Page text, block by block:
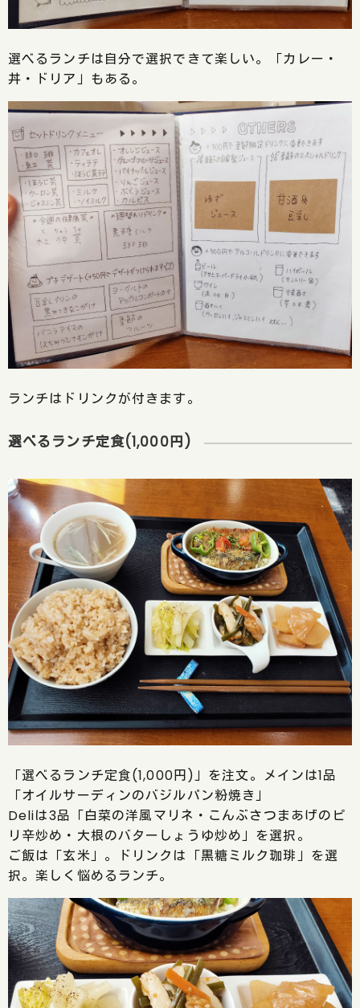
選べるランチは自分で選択できて楽しい。「カレー・
丼・ドリア」もある。
ランチはドリンクが付きます。
選べるランチ定食(1,000円)
「選べるランチ定食(1,000円)」を注文。メインは1品
「オイルサーディンのバジルパン粉焼き」
Deliは3品「白菜の洋風マリネ・こんぶさつまあげのピ
リ辛炒め・大根のバターしょうゆ炒め」を選択。
ご飯は「玄米」。ドリンクは「黒糖ミルク珈琲」を選
択。楽しく悩めるランチ。